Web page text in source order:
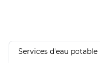
Services d'eau potable